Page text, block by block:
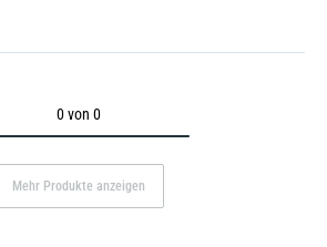
0 von 0
Mehr Produkte anzeigen